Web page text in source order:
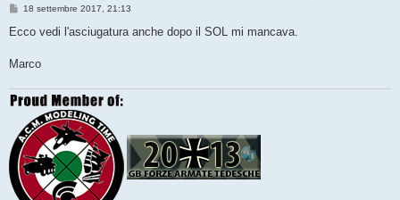
M
s
g
18 settembre 2017, 21:13
Ecco vedi l'asciugatura anche dopo il SOL mi mancava.
Marco